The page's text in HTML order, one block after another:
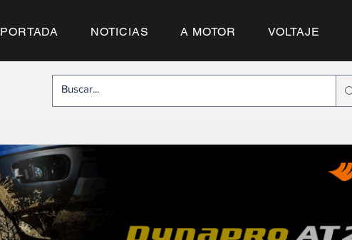
PORTADA NOTICIAS A MOTOR VOLTAJE